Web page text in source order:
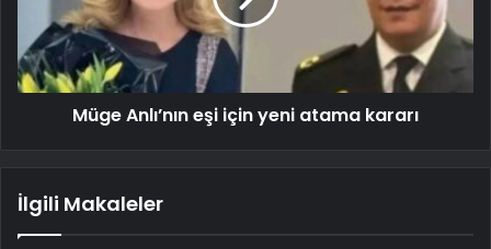
Müge Anlı’nın eşi için yeni atama kararı
İlgili Makaleler